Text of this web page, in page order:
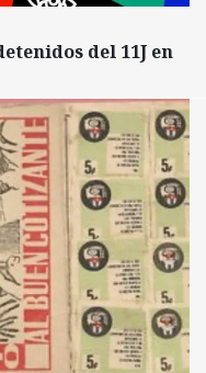
del 11J en